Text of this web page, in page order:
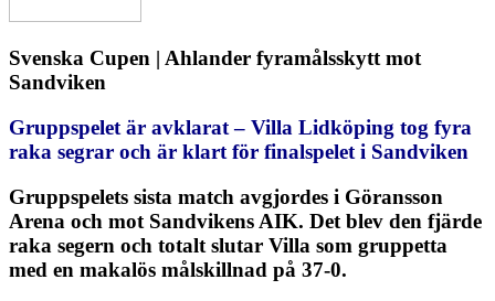
Svenska Cupen | Ahlander fyramålsskytt mot
Sandviken
Gruppspelet är avklarat – Villa Lidköping tog fyra
raka segrar och är klart för finalspelet i Sandviken
Gruppspelets sista match avgjordes i Göransson
Arena och mot Sandvikens AIK. Det blev den fjärde
raka segern och totalt slutar Villa som gruppetta
med en makalös målskillnad på 37-0.